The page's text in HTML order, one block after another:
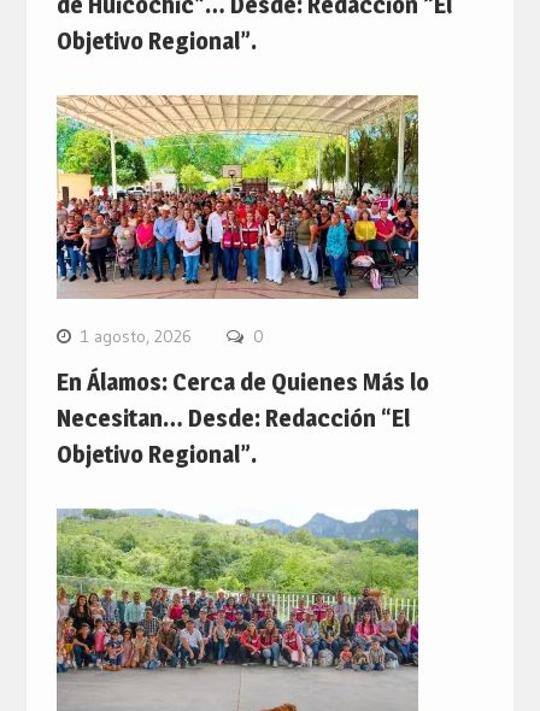
Objetivo Regional”.
1 agosto, 2026 0
En Álamos: Cerca de Quienes Más lo
Necesitan… Desde: Redacción “El
Objetivo Regional”.